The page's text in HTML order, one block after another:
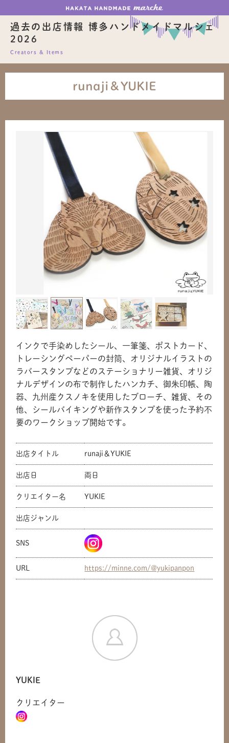
過去の出店情報 博多ハンドメイドマルシェ
2026
Creators & Items
runaji＆YUKIE
インクで手染めしたシール、一筆箋、ポストカード、
トレーシングペーパーの封筒、オリジナルイラストの
ラバースタンプなどのステーショナリー雑貨、オリジ
ナルデザインの布で制作したハンカチ、御朱印帳、陶
器、九州産クスノキを使用したブローチ、雑貨、その
他、シールバイキングや新作スタンプを使った予約不
要のワークショップ開始です。
出店タイトル runaji＆YUKIE
出店日 両日
クリエイター名 YUKIE
出店ジャンル
SNS
URL https://minne.com/@yukipanpon
YUKIE
クリエイター